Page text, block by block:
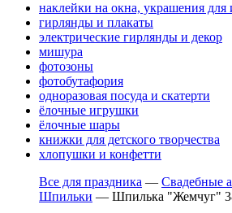
наклейки на окна, украшения для
гирлянды и плакаты
электрические гирлянды и декор
мишура
фотозоны
фотобутафория
одноразовая посуда и скатерти
ёлочные игрушки
ёлочные шары
книжки для детского творчества
хлопушки и конфетти
Все для праздника — Свадебные
Шпильки — Шпилька "Жемчуг"